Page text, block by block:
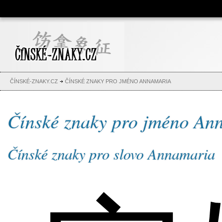
Čínské znaky, česko-čínský
slovník, abeceda, jména,
tetování
ČÍNSKÉ-ZNAKY.CZ ČÍNSKÉ ZNAKY PRO JMÉNO ANNAMARIA
Čínské znaky pro jméno
Čínské znaky pro slovo Annamaria